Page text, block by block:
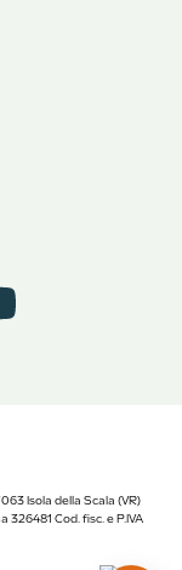
Isola della Scala (VR)
Cod. fisc. e P.IVA